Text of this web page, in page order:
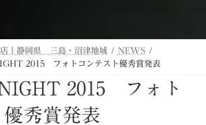
｜静岡県 三島・沼津地域
NEWS
2015 フォトコンテスト優秀賞発表
2015 フォト
秀賞発表